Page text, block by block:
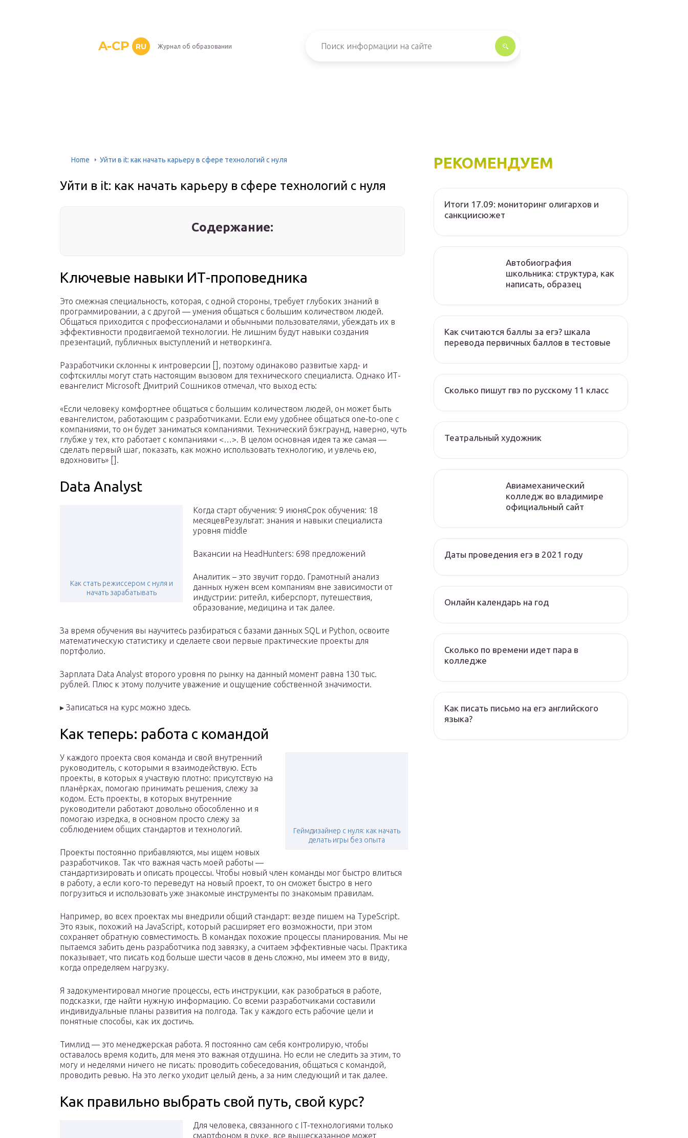
A-CP RU Журнал об образовании
Home Уйти в it: как начать карьеру в сфере технологий с нуля
Уйти в it: как начать карьеру в сфере технологий с нуля
Содержание:
Ключевые навыки ИТ-проповедника
Это смежная специальность, которая, с одной стороны, требует глубоких знаний в
программировании, а с другой — умения общаться с большим количеством людей.
Общаться приходится с профессионалами и обычными пользователями, убеждать их в
эффективности продвигаемой технологии. Не лишним будут навыки создания
презентаций, публичных выступлений и нетворкинга.
Разработчики склонны к интроверсии [], поэтому одинаково развитые хард- и
софтскиллы могут стать настоящим вызовом для технического специалиста. Однако ИТ-
евангелист Microsoft Дмитрий Сошников отмечал, что выход есть:
«Если человеку комфортнее общаться с большим количеством людей, он может быть
евангелистом, работающим с разработчиками. Если ему удобнее общаться one-to-one с
компаниями, то он будет заниматься компаниями. Технический бэкграунд, наверно, чуть
глубже у тех, кто работает с компаниями <…>. В целом основная идея та же самая —
сделать первый шаг, показать, как можно использовать технологию, и увлечь ею,
вдохновить» [].
Data Analyst
Как стать режиссером с нуля и
начать зарабатывать
Когда старт обучения: 9 июняСрок обучения: 18
месяцевРезультат: знания и навыки специалиста
уровня middle
Вакансии на HeadHunters: 698 предложений
Аналитик – это звучит гордо. Грамотный анализ
данных нужен всем компаниям вне зависимости от
индустрии: ритейл, киберспорт, путешествия,
образование, медицина и так далее.
За время обучения вы научитесь разбираться с базами данных SQL и Python, освоите
математическую статистику и сделаете свои первые практические проекты для
портфолио.
Зарплата Data Analyst второго уровня по рынку на данный момент равна 130 тыс.
рублей. Плюс к этому получите уважение и ощущение собственной значимости.
▸ Записаться на курс можно здесь.
Как теперь: работа с командой
Геймдизайнер с нуля: как начать
делать игры без опыта
У каждого проекта своя команда и свой внутренний
руководитель, с которыми я взаимодействую. Есть
проекты, в которых я участвую плотно: присутствую на
планёрках, помогаю принимать решения, слежу за
кодом. Есть проекты, в которых внутренние
руководители работают довольно обособленно и я
помогаю изредка, в основном просто слежу за
соблюдением общих стандартов и технологий.
Проекты постоянно прибавляются, мы ищем новых
разработчиков. Так что важная часть моей работы —
стандартизировать и описать процессы. Чтобы новый член команды мог быстро влиться
в работу, а если кого-то переведут на новый проект, то он сможет быстро в него
погрузиться и использовать уже знакомые инструменты по знакомым правилам.
Например, во всех проектах мы внедрили общий стандарт: везде пишем на TypeScript.
Это язык, похожий на JavaScript, который расширяет его возможности, при этом
сохраняет обратную совместимость. В командах похожие процессы планирования. Мы не
пытаемся забить день разработчика под завязку, а считаем эффективные часы. Практика
показывает, что писать код больше шести часов в день сложно, мы имеем это в виду,
когда определяем нагрузку.
Я задокументировал многие процессы, есть инструкции, как разобраться в работе,
подсказки, где найти нужную информацию. Со всеми разработчиками составили
индивидуальные планы развития на полгода. Так у каждого есть рабочие цели и
понятные способы, как их достичь.
Тимлид — это менеджерская работа. Я постоянно сам себя контролирую, чтобы
оставалось время кодить, для меня это важная отдушина. Но если не следить за этим, то
могу и неделями ничего не писать: проводить собеседования, общаться с командой,
проводить ревью. На это легко уходит целый день, а за ним следующий и так далее.
Как правильно выбрать свой путь, свой курс?
Для человека, связанного с IT-технологиями только
смартфоном в руке, все вышесказанное может
РЕКОМЕНДУЕМ
Итоги 17.09: мониторинг олигархов и
санкциисюжет
Автобиография
школьника: структура, как
написать, образец
Как считаются баллы за егэ? шкала
перевода первичных баллов в тестовые
Сколько пишут гвэ по русскому 11 класс
Театральный художник
Авиамеханический
колледж во владимире
официальный сайт
Даты проведения егэ в 2021 году
Онлайн календарь на год
Сколько по времени идет пара в
колледже
Как писать письмо на егэ английского
языка?